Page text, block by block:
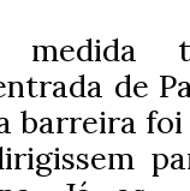
medida
de
barreira